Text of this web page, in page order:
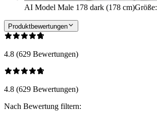
AI Model Male 178 dark (178 cm)Größe:
Produktbewertungen
4.8 (629 Bewertungen)
4.8 (629 Bewertungen)
Nach Bewertung filtern: